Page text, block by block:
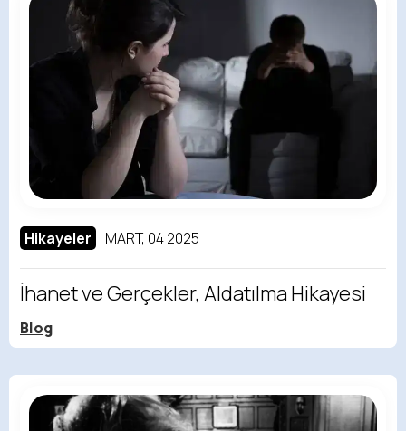
Hikayeler MART, 04 2025
İhanet ve Gerçekler, Aldatılma Hikayesi
Blog